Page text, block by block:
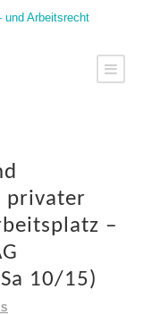
und Arbeitsrecht
privater
–
10/15)